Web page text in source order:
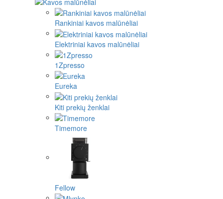
Rankiniai kavos malūnėliai
Elektriniai kavos malūnėliai
1Zpresso
Eureka
Kiti prekių ženklai
Timemore
Fellow